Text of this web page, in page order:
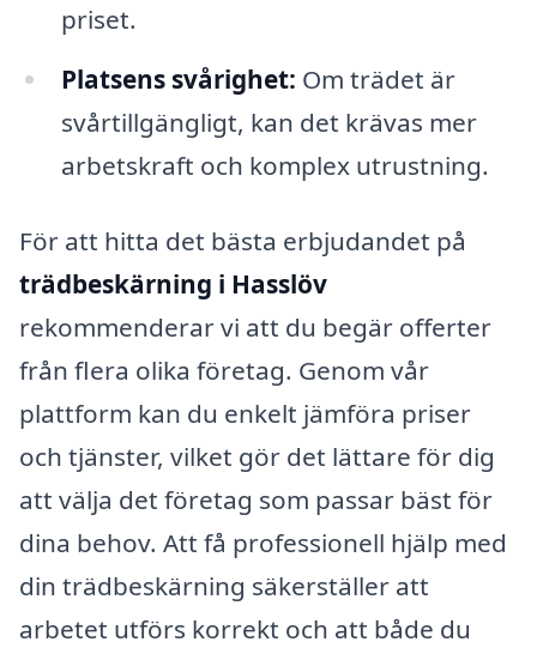
priset.
Platsens svårighet: Om trädet är
svårtillgängligt, kan det krävas mer
arbetskraft och komplex utrustning.
För att hitta det bästa erbjudandet på
trädbeskärning i Hasslöv
rekommenderar vi att du begär offerter
från flera olika företag. Genom vår
plattform kan du enkelt jämföra priser
och tjänster, vilket gör det lättare för dig
att välja det företag som passar bäst för
dina behov. Att få professionell hjälp med
din trädbeskärning säkerställer att
arbetet utförs korrekt och att både du